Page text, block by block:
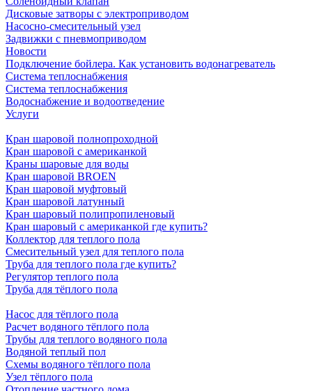
Дисковые затворы с электроприводом
Насосно-смесительный узел
Задвижки с пневмоприводом
Новости
Подключение бойлера. Как установить водонагреватель
Система теплоснабжения
Система теплоснабжения
Водоснабжение и водоотведение
Услуги
Кран шаровой полнопроходной
Кран шаровой с американкой
Краны шаровые для воды
Кран шаровой BROEN
Кран шаровой муфтовый
Кран шаровой латунный
Кран шаровый полипропиленовый
Кран шаровый с американкой где купить?
Коллектор для теплого пола
Смесительный узел для теплого пола
Труба для теплого пола где купить?
Регулятор теплого пола
Труба для тёплого пола
Насос для тёплого пола
Расчет водяного тёплого пола
Трубы для теплого водяного пола
Водяной теплый пол
Схемы водяного тёплого пола
Узел тёплого пола